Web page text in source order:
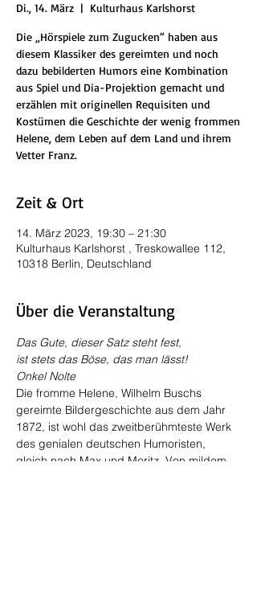
Di., 14. März
  |
Kulturhaus Karlshorst
Die „Hörspiele zum Zugucken“ haben aus
diesem Klassiker des gereimten und noch
dazu bebilderten Humors eine Kombination
aus Spiel und Dia-Projektion gemacht und
erzählen mit originellen Requisiten und
Kostümen die Geschichte der wenig frommen
Helene, dem Leben auf dem Land und ihrem
Vetter Franz.
Zeit & Ort
14. März 2023, 19:30 – 21:30
Kulturhaus Karlshorst , Treskowallee 112,
10318 Berlin, Deutschland
Über die Veranstaltung
Das Gute, dieser Satz steht fest,
ist stets das Böse, das man lässt!
Onkel Nolte
Die fromme Helene, Wilhelm Buschs
gereimte Bildergeschichte aus dem Jahr
1872, ist wohl das zweitberühmteste Werk
des genialen deutschen Humoristen,
gleich nach Max und Moritz. Von mildem